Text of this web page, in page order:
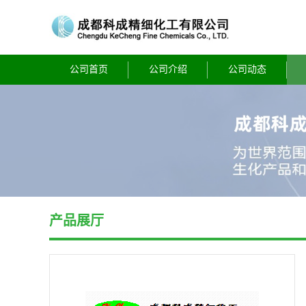
公司首页 公司介绍 公司动态
产品展厅